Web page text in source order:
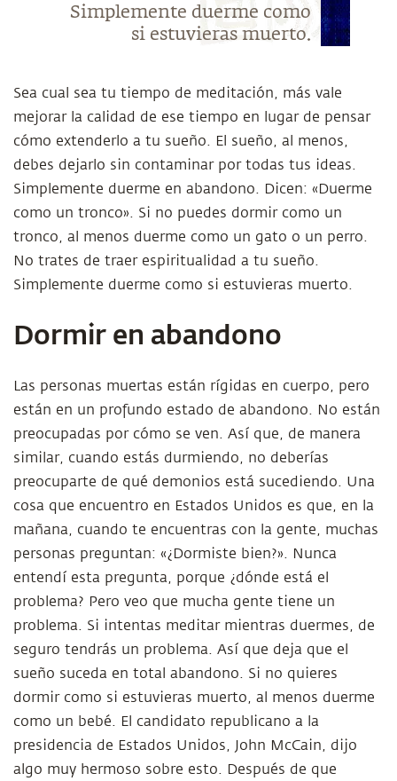
Simplemente duerme como
si estuvieras muerto.
Sea cual sea tu tiempo de meditación, más vale
mejorar la calidad de ese tiempo en lugar de pensar
cómo extenderlo a tu sueño. El sueño, al menos,
debes dejarlo sin contaminar por todas tus ideas.
Simplemente duerme en abandono. Dicen: «Duerme
como un tronco». Si no puedes dormir como un
tronco, al menos duerme como un gato o un perro.
No trates de traer espiritualidad a tu sueño.
Simplemente duerme como si estuvieras muerto.
Dormir en abandono
Las personas muertas están rígidas en cuerpo, pero
están en un profundo estado de abandono. No están
preocupadas por cómo se ven. Así que, de manera
similar, cuando estás durmiendo, no deberías
preocuparte de qué demonios está sucediendo. Una
cosa que encuentro en Estados Unidos es que, en la
mañana, cuando te encuentras con la gente, muchas
personas preguntan: «¿Dormiste bien?». Nunca
entendí esta pregunta, porque ¿dónde está el
problema? Pero veo que mucha gente tiene un
problema. Si intentas meditar mientras duermes, de
seguro tendrás un problema. Así que deja que el
sueño suceda en total abandono. Si no quieres
dormir como si estuvieras muerto, al menos duerme
como un bebé. El candidato republicano a la
presidencia de Estados Unidos, John McCain, dijo
algo muy hermoso sobre esto. Después de que